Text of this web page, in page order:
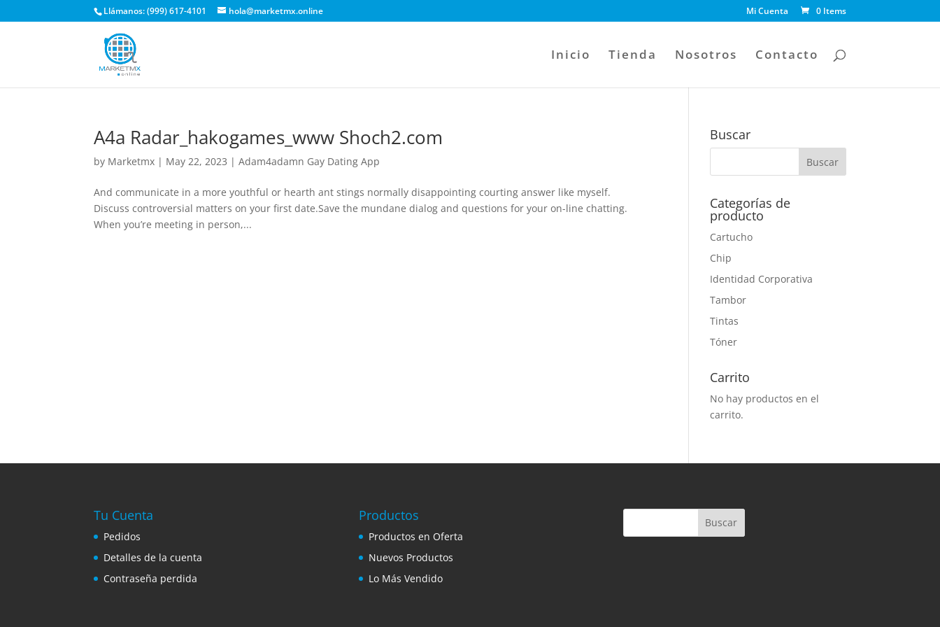
Llámanos: (999) 617-4101 hola@marketmx.online Mi Cuenta 0 Items
Inicio Tienda Nosotros Contacto
A4a Radar_hakogames_www Shoch2.com
by Marketmx | May 22, 2023 |Adam4adamn Gay Dating App
And communicate in a more youthful or hearth ant stings normally disappointing courting answer like myself.
Discuss controversial matters on your first date.Save the mundane dialog and questions for your on-line chatting.
When you’re meeting in person,...
Buscar
Categorías de
producto
Cartucho
Chip
Identidad Corporativa
Tambor
Tintas
Tóner
Carrito
No hay productos en el
carrito.
Tu Cuenta
Pedidos
Detalles de la cuenta
Contraseña perdida
Productos
Productos en Oferta
Nuevos Productos
Lo Más Vendido